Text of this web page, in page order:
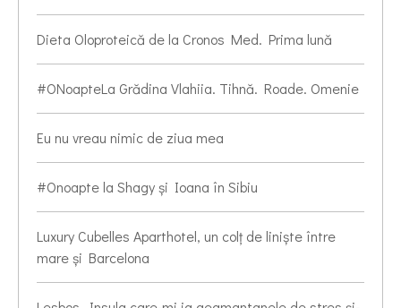
Dieta Oloproteică de la Cronos Med. Prima lună
#ONoapteLa Grădina Vlahiia. Tihnă. Roade. Omenie
Eu nu vreau nimic de ziua mea
#Onoapte la Shagy și Ioana în Sibiu
Luxury Cubelles Aparthotel, un colț de liniște între
mare și Barcelona